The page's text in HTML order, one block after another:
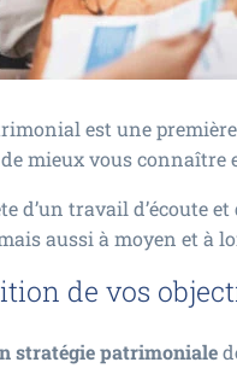
est une
de mieux vous connaître
d’un travail d’écoute
aussi à moyen et à
de vos
stratégie patrimoniale